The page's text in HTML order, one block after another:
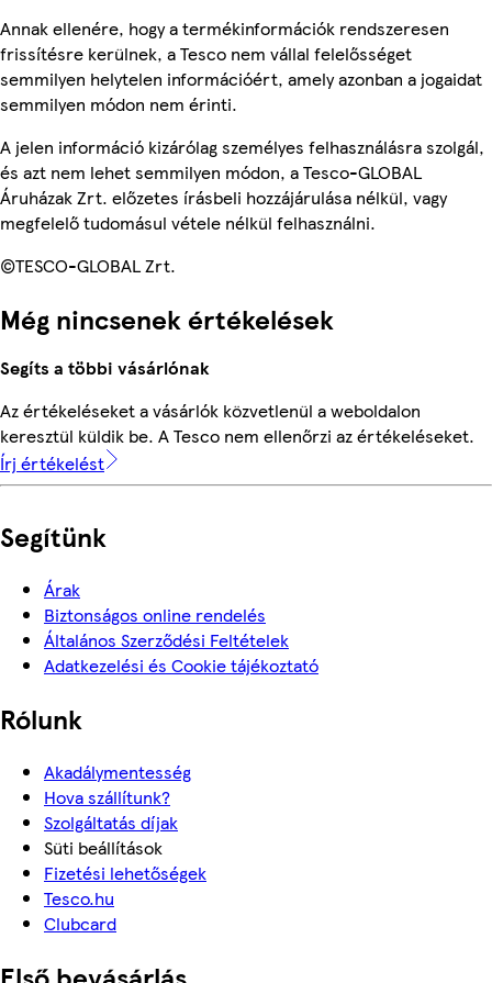
Annak ellenére, hogy a termékinformációk rendszeresen
frissítésre kerülnek, a Tesco nem vállal felelősséget
semmilyen helytelen információért, amely azonban a jogaidat
semmilyen módon nem érinti.
A jelen információ kizárólag személyes felhasználásra szolgál,
és azt nem lehet semmilyen módon, a Tesco-GLOBAL
Áruházak Zrt. előzetes írásbeli hozzájárulása nélkül, vagy
megfelelő tudomásul vétele nélkül felhasználni.
©TESCO-GLOBAL Zrt.
Még nincsenek értékelések
Segíts a többi vásárlónak
Az értékeléseket a vásárlók közvetlenül a weboldalon
keresztül küldik be. A Tesco nem ellenőrzi az értékeléseket.
Írj értékelést
Segítünk
Árak
Biztonságos online rendelés
Általános Szerződési Feltételek
Adatkezelési és Cookie tájékoztató
Rólunk
Akadálymentesség
Hova szállítunk?
Szolgáltatás díjak
Süti beállítások
Fizetési lehetőségek
Tesco.hu
Clubcard